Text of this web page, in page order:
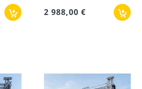
2 988,00 €